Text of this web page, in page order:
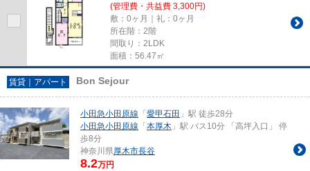
(管理費・共益費 3,300円)
敷：0ヶ月｜礼：0ヶ月
所在階：2階
間取り：2LDK
面積：56.47㎡
賃貸｜アパート Bon Sejour
小田急小田原線 「愛甲石田 」駅 徒歩28分
小田急小田原線 「本厚木 」駅 バス10分 「高坪入口」 停
歩8分
神奈川県厚木市長谷
8.2万円